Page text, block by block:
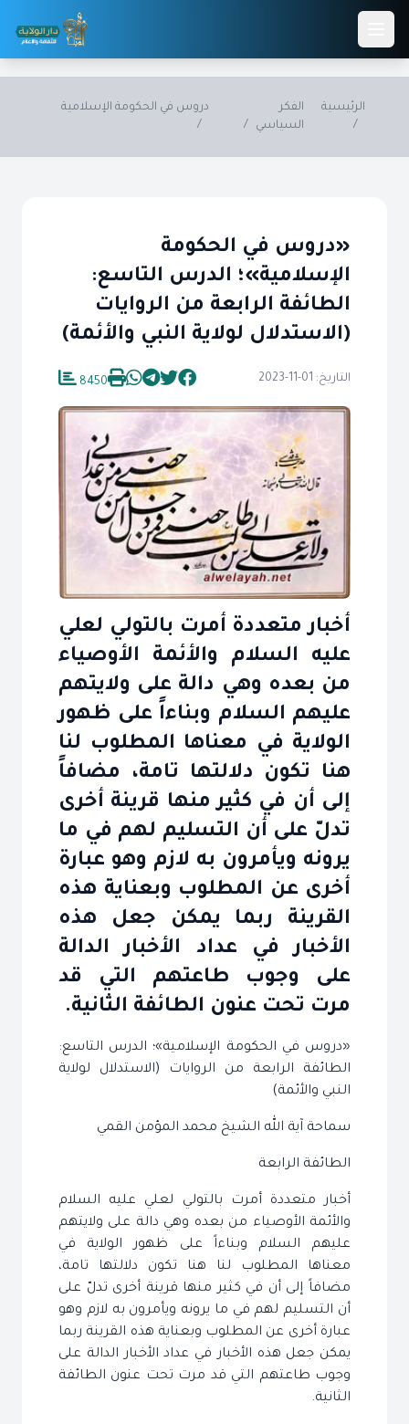
Skip to main content
الرئيسية
/
الفكر
السياسي
/
دروس في الحكومة الإسلامية
/
«دروس في الحكومة
الإسلامية»؛ الدرس التاسع:
الطائفة الرابعة من الروايات
(الاستدلال لولاية النبي والأئمة)
التاريخ: 01-11-2023 8450
أخبار متعددة أمرت بالتولي لعلي
عليه السلام والأئمة الأوصياء
من بعده وهي دالة على ولايتهم
عليهم السلام وبناءاً على ظهور
الولاية في معناها المطلوب لنا
هنا تكون دلالتها تامة، مضافاً
إلى أن في كثير منها قرينة أخرى
تدلّ على أن التسليم لهم في ما
يرونه ويأمرون به لازم وهو عبارة
أخرى عن المطلوب وبعناية هذه
القرينة ربما يمكن جعل هذه
الأخبار في عداد الأخبار الدالة
على وجوب طاعتهم التي قد
مرت تحت عنون الطائفة الثانية.
«دروس في الحكومة الإسلامية»؛ الدرس التاسع:
الطائفة الرابعة من الروايات (الاستدلال لولاية
النبي والأئمة)
سماحة آية الله الشيخ محمد المؤمن القمي
الطائفة الرابعة
أخبار متعددة أمرت بالتولي لعلي عليه السلام
والأئمة الأوصياء من بعده وهي دالة على ولايتهم
عليهم السلام وبناءاً على ظهور الولاية في
معناها المطلوب لنا هنا تكون دلالتها تامة،
مضافاً إلى أن في كثير منها قرينة أخرى تدلّ على
أن التسليم لهم في ما يرونه ويأمرون به لازم وهو
عبارة أخرى عن المطلوب وبعناية هذه القرينة ربما
يمكن جعل هذه الأخبار في عداد الأخبار الدالة على
وجوب طاعتهم التي قد مرت تحت عنون الطائفة
الثانية.